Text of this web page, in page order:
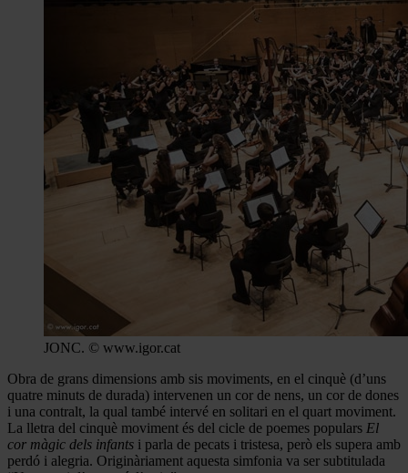
JONC. © www.igor.cat
Obra de grans dimensions amb sis moviments, en el cinquè (d’uns
quatre minuts de durada) intervenen un cor de nens, un cor de dones
i una contralt, la qual també intervé en solitari en el quart moviment.
La lletra del cinquè moviment és del cicle de poemes populars El
cor màgic dels infants i parla de pecats i tristesa, però els supera amb
perdó i alegria. Originàriament aquesta simfonia va ser subtitulada